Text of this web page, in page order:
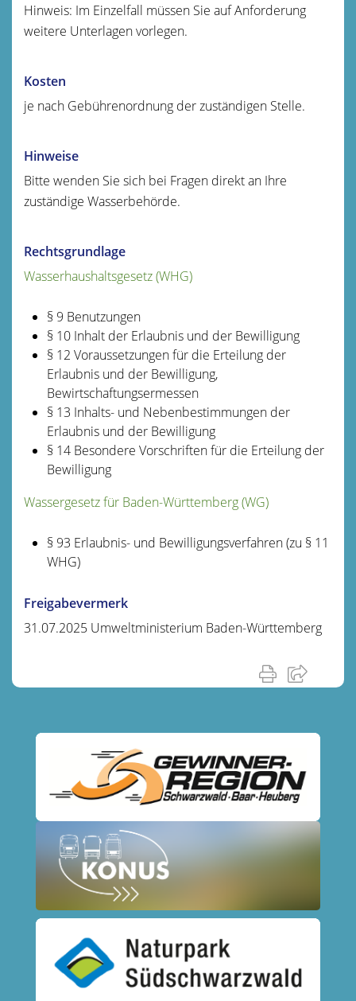
Hinweis: Im Einzelfall müssen Sie auf Anforderung
weitere Unterlagen vorlegen.
Kosten
je nach Gebührenordnung der zuständigen Stelle.
Hinweise
Bitte wenden Sie sich bei Fragen direkt an Ihre
zuständige Wasserbehörde.
Rechtsgrundlage
Wasserhaushaltsgesetz (WHG)
§ 9 Benutzungen
§ 10 Inhalt der Erlaubnis und der Bewilligung
§ 12 Voraussetzungen für die Erteilung der
Erlaubnis und der Bewilligung,
Bewirtschaftungsermessen
§ 13 Inhalts- und Nebenbestimmungen der
Erlaubnis und der Bewilligung
§ 14 Besondere Vorschriften für die Erteilung der
Bewilligung
Wassergesetz für Baden-Württemberg (WG)
§ 93 Erlaubnis- und Bewilligungsverfahren (zu § 11
WHG)
Freigabevermerk
31.07.2025 Umweltministerium Baden-Württemberg